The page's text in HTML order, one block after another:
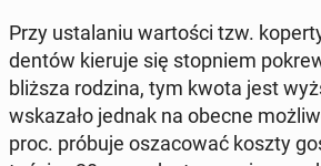
Przy usta­la­niu wartoś­ci tzw.
den­tów kieruje się stop­niem
bliższa rodzina, tym kwota jest
wskaza­ło jednak na obecne
proc. próbuje os­za­cow­ać koszty